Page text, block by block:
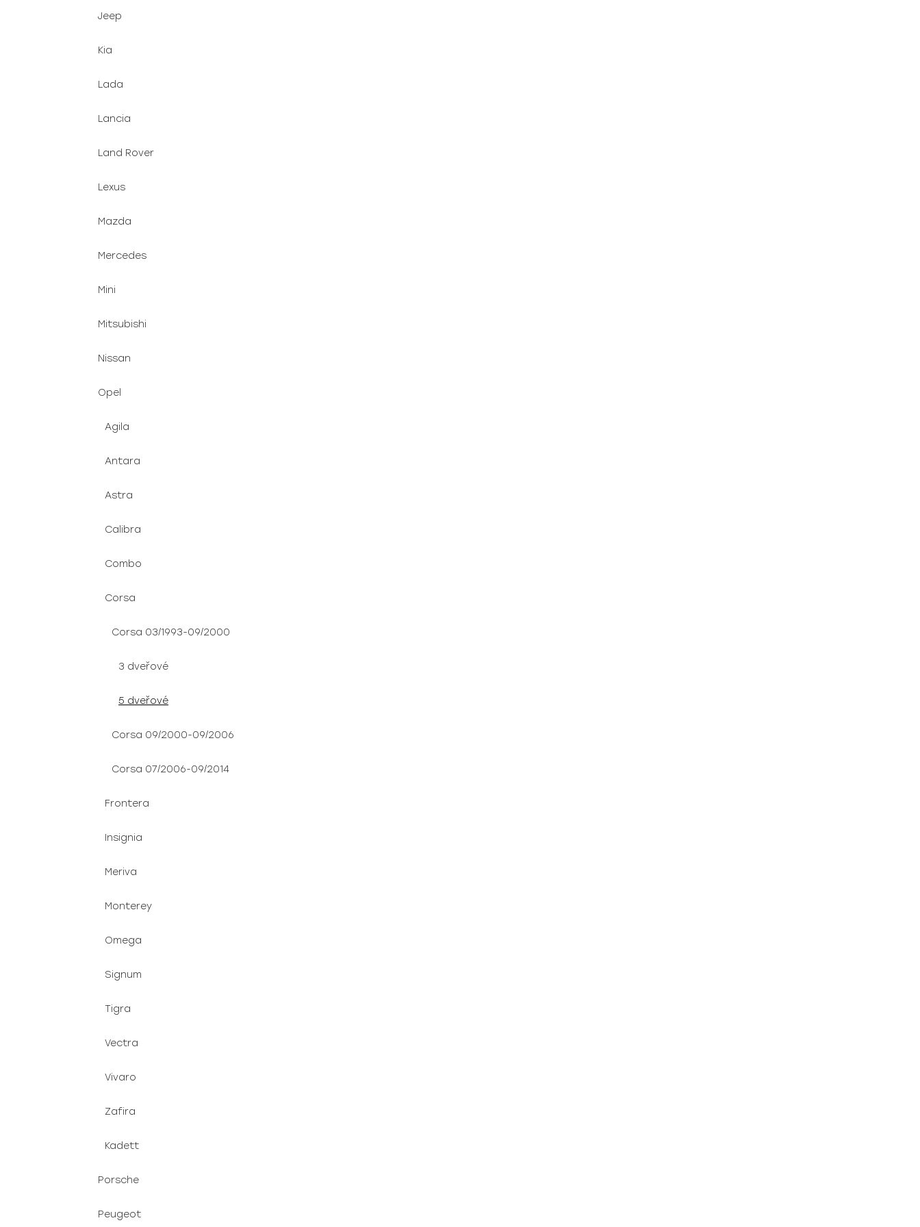
Jeep
Kia
Lada
Lancia
Land Rover
Lexus
Mazda
Mercedes
Mini
Mitsubishi
Nissan
Opel
Agila
Antara
Astra
Calibra
Combo
Corsa
Corsa 03/1993-09/2000
3 dveřové
5 dveřové
Corsa 09/2000-09/2006
Corsa 07/2006-09/2014
Frontera
Insignia
Meriva
Monterey
Omega
Signum
Tigra
Vectra
Vivaro
Zafira
Kadett
Porsche
Peugeot